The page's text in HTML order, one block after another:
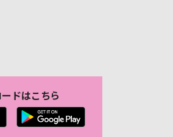
ドはこちら